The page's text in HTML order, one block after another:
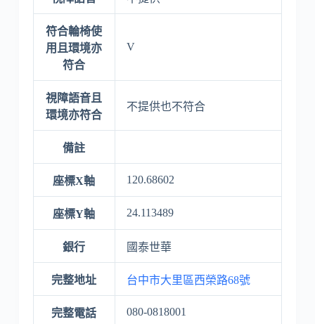
符合輪椅使
用且環境亦
符合
V
視障語音且
環境亦符合
不提供也不符合
備註
座標X軸 120.68602
座標Y軸 24.113489
銀行 國泰世華
完整地址 台中市大里區西榮路68號
完整電話 080-0818001